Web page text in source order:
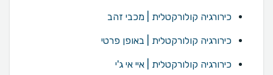
כירורגיה קולורקטלית | מכבי זהב
כירורגיה קולורקטלית | באופן פרטי
כירורגיה קולורקטלית | איי אי ג'י